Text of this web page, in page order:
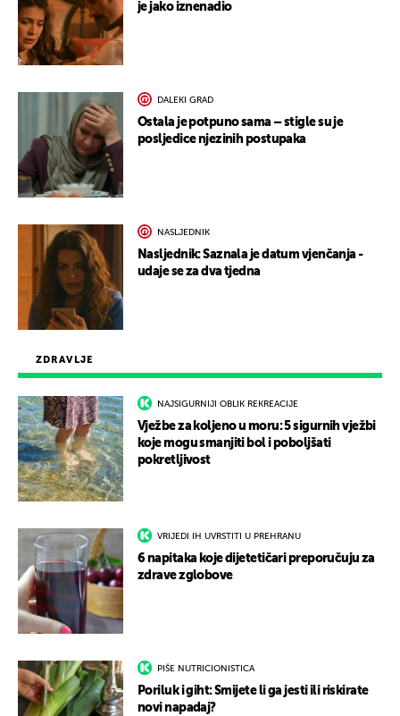
ZDRAVLJE
NAJSIGURNIJI OBLIK REKREACIJE
Vježbe za koljeno u moru: 5 sigurnih vježbi
koje mogu smanjiti bol i poboljšati
pokretljivost
VRIJEDI IH UVRSTITI U PREHRANU
6 napitaka koje dijetetičari preporučuju za
zdrave zglobove
PIŠE NUTRICIONISTICA
Poriluk i giht: Smijete li ga jesti ili riskirate
novi napadaj?
je jako iznenadio
DALEKI GRAD
Ostala je potpuno sama – stigle su je
posljedice njezinih postupaka
NASLJEDNIK
Nasljednik: Saznala je datum vjenčanja -
udaje se za dva tjedna